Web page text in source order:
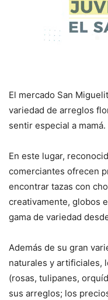
El mercado San
variedad de arreglos
sentir especial a mamá.
En este lugar,
comerciantes ofrecen
encontrar tazas con
creativamente, globos
gama de variedad
Además de su gran
naturales y artificiales,
(rosas, tulipanes,
sus arreglos; los